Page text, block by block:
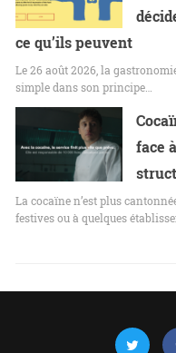
ce qu’ils peuvent
Le 26 août 2026, la
simple dans son principe…
face
La cocaïne n’est plus
festives ou à quelques